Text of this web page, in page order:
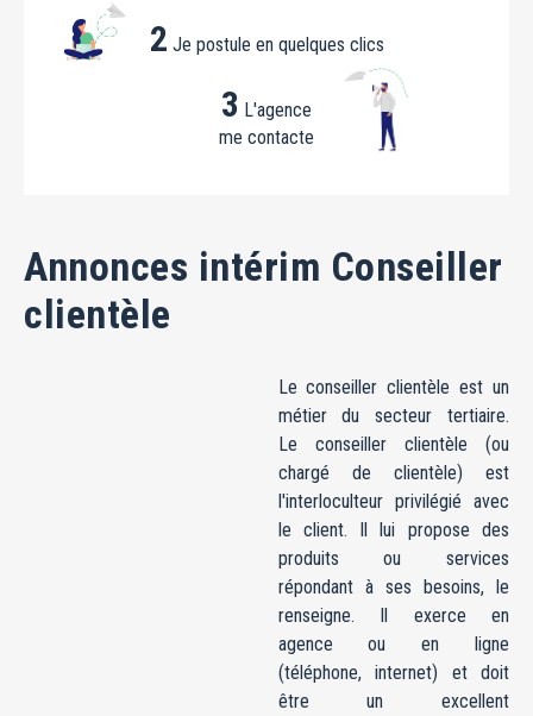
2 Je postule en quelques clics
3 L'agence
me contacte
Annonces intérim Conseiller
clientèle
Le conseiller clientèle est un
métier du secteur tertiaire.
Le conseiller clientèle (ou
chargé de clientèle) est
l'interloculteur privilégié avec
le client. Il lui propose des
produits ou services
répondant à ses besoins, le
renseigne. Il exerce en
agence ou en ligne
(téléphone, internet) et doit
être un excellent